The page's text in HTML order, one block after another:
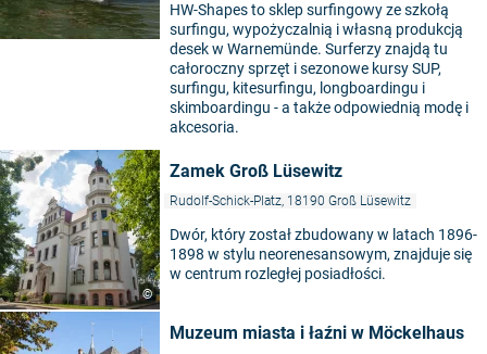
HW-Shapes to sklep surfingowy ze szkołą
surfingu, wypożyczalnią i własną produkcją
desek w Warnemünde. Surferzy znajdą tu
całoroczny sprzęt i sezonowe kursy SUP,
surfingu, kitesurfingu, longboardingu i
skimboardingu - a także odpowiednią modę i
akcesoria.
©
Zamek Groß Lüsewitz
Rudolf-Schick-Platz, 18190 Groß Lüsewitz
Dwór, który został zbudowany w latach 1896-
1898 w stylu neorenesansowym, znajduje się
w centrum rozległej posiadłości.
Muzeum miasta i łaźni w Möckelhaus